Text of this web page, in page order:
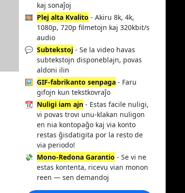
kaj sonaĵoj
🎞️ Plej alta Kvalito - Akiru 8k, 4k,
1080p, 720p filmetojn kaj 320kbit/s
audio
💬 Subtekstoj - Se la video havas
subtekstojn disponeblajn, povas
aldoni ilin
🖼️ GIF-fabrikanto senpaga - Faru
gifojn kun tekstkovraĵo
📆 Nuligi iam ajn - Estas facile nuligi,
vi povas trovi unu-klakan nuligon
en nia kontopaĝo kaj via konto
restas ĝisdatigita por la resto de
via periodo!
💸 Mono-Redona Garantio - Se vi ne
estas kontenta, ricevu vian monon
reen — sen demandoj